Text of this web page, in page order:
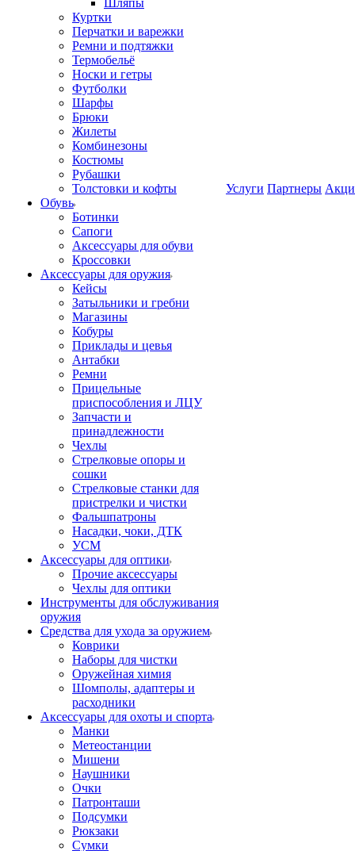
Шляпы
Куртки
Перчатки и варежки
Ремни и подтяжки
Термобельё
Носки и гетры
Футболки
Шарфы
Брюки
Жилеты
Комбинезоны
Костюмы
Рубашки
Толстовки и кофты
Обувь
Ботинки
Сапоги
Аксессуары для обуви
Кроссовки
Аксессуары для оружия
Кейсы
Затыльники и гребни
Магазины
Кобуры
Приклады и цевья
Антабки
Ремни
Прицельные
приспособления и ЛЦУ
Запчасти и
принадлежности
Чехлы
Стрелковые опоры и
сошки
Стрелковые станки для
пристрелки и чистки
Фальшпатроны
Насадки, чоки, ДТК
УСМ
Аксессуары для оптики
Прочие аксессуары
Чехлы для оптики
Инструменты для обслуживания
оружия
Средства для ухода за оружием
Коврики
Наборы для чистки
Оружейная химия
Шомполы, адаптеры и
расходники
Аксессуары для охоты и спорта
Манки
Метеостанции
Мишени
Наушники
Очки
Патронташи
Подсумки
Рюкзаки
Сумки
Услуги Партнеры